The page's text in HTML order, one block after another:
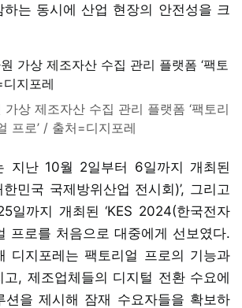
는 동시에 산업 현장의 안전성을 크
상 제조자산 수집 관리 플랫폼 ‘팩토리
프로’ / 출처=디지포레
지난 10월 2일부터 6일까지 개최된
민국 국제방위산업 전시회)’, 그리고
일까지 개최된 ‘KES 2024(한국전자
프로를 처음으로 대중에게 선보였다.
디지포레는 팩토리얼 프로의 기능과
, 제조업체들의 디지털 전환 수요에
션을 제시해 잠재 수요자들을 확보하